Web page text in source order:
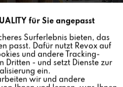
Aktiv
Inaktiv
Inaktiv
für Sie angepasst
Surferlebnis bieten, das
passt. Dafür nutzt Revox auf
und andere Tracking-
Dritten - und setzt Dienste zur
ein.
wir und andere